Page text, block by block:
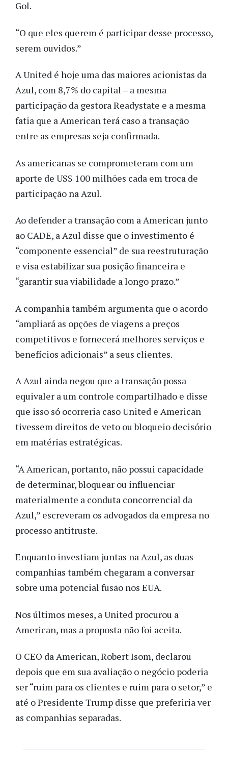
Gol.
“O que eles querem é participar desse processo,
serem ouvidos.”
A United é hoje uma das maiores acionistas da
Azul, com 8,7% do capital – a mesma
participação da gestora Readystate e a mesma
fatia que a American terá caso a transação
entre as empresas seja confirmada.
As americanas se comprometeram com um
aporte de US$ 100 milhões cada em troca de
participação na Azul.
Ao defender a transação com a American junto
ao CADE, a Azul disse que o investimento é
“componente essencial” de sua reestruturação
e visa estabilizar sua posição financeira e
“garantir sua viabilidade a longo prazo.”
A companhia também argumenta que o acordo
“ampliará as opções de viagens a preços
competitivos e fornecerá melhores serviços e
benefícios adicionais” a seus clientes.
A Azul ainda negou que a transação possa
equivaler a um controle compartilhado e disse
que isso só ocorreria caso United e American
tivessem direitos de veto ou bloqueio decisório
em matérias estratégicas.
“A American, portanto, não possui capacidade
de determinar, bloquear ou influenciar
materialmente a conduta concorrencial da
Azul,” escreveram os advogados da empresa no
processo antitruste.
Enquanto investiam juntas na Azul, as duas
companhias também chegaram a conversar
sobre uma potencial fusão nos EUA.
Nos últimos meses, a United procurou a
American, mas a proposta não foi aceita.
O CEO da American, Robert Isom, declarou
depois que em sua avaliação o negócio poderia
ser “ruim para os clientes e ruim para o setor,” e
até o Presidente Trump disse que preferiria ver
as companhias separadas.